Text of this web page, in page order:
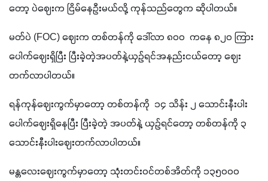
တော့ ပဲဈေးက ငြိမ်နေဦးမယ်လို့ ကုန်သည်တွေက ဆိုပါတယ်။
မတ်ပဲ (FOC) ဈေးက တစ်တန်ကို ဒေါ်လာ ၈၀၀  ကနေ ၈၂၀ ကြား
ပေါက်ဈေးရှိပြီး ပြီးခဲ့တဲ့အပတ်နဲ့ယှဥ်ရင်အနည်းငယ်တော့ ဈေး
တက်လာပါတယ်။
ရန်ကုန်ဈေးကွက်မှာတော့ တစ်တန်ကို  ၁၄ သိန်း ၂ သောင်းနီးပါး
ပေါက်ဈေးရှိနေပြီး ပြီးခဲ့တဲ့ အပတ်နဲ့ ယှဉ်ရင်တော့ တစ်တန်ကို ၃
သောင်းနီးပါးဈေးတက်လာပါတယ်။
မန္တလေးဈေးကွက်မှာတော့ သုံးတင်းဝင်တစ်အိတ်ကို ၁၃၅၀၀၀